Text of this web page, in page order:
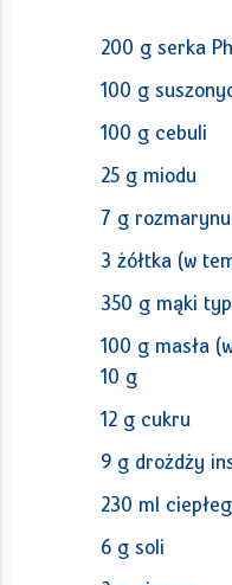
200 g serka
100 g
100 g cebuli
25 g miodu
7 g rozmarynu
3 żółtka (w
350 g mąki
100 g masła
10 g
12 g cukru
9 g drożdży
230 ml
6 g soli